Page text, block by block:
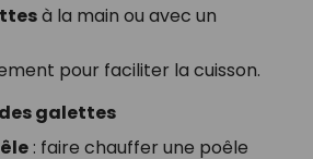
à la main ou avec un
pour faciliter la cuisson.
galettes
: faire chauffer une poêle